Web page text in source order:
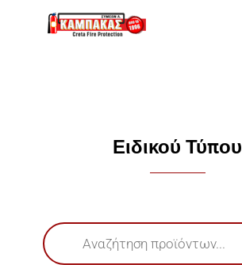
Ειδικού Τύπου
Products
search